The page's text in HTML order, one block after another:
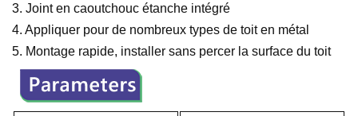
3. Joint en caoutchouc étanche intégré
4. Appliquer pour de nombreux types de toit en métal
5. Montage rapide, installer sans percer la surface du toit